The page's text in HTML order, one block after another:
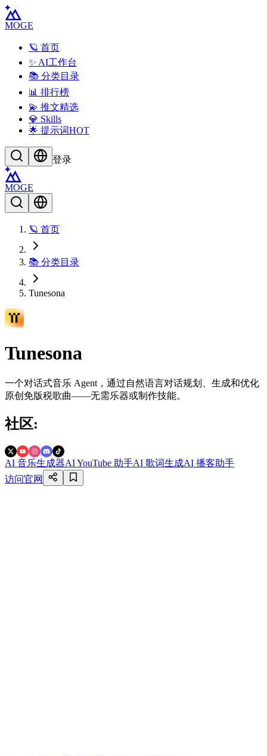
MOGE
🪐 首页
✨ AI工作台
📚 分类目录
📊 排行榜
💫 推文精选
💎 Skills
🌟 提示词HOT
登录
MOGE
🪐 首页
📚 分类目录
Tunesona
Tunesona
一个对话式音乐 Agent，通过自然语言对话规划、生成和优化
原创免版税歌曲——无需乐器或制作技能。
社区:
AI 音乐生成器AI YouTube 助手AI 歌词生成AI 播客助手
访问官网